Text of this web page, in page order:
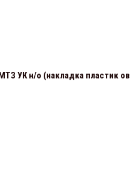
УК н/о (накладка пластик